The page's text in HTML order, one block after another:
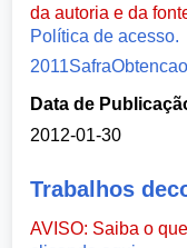
da autoria e da
Política de acesso.
Data de
2012-01-30
Trabalhos
AVISO: Saiba o